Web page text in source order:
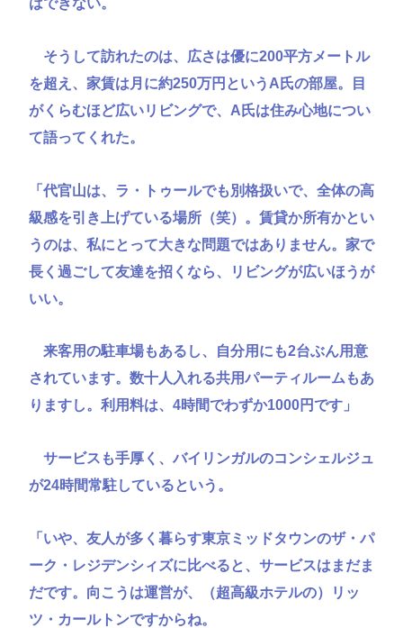
はできない。
そうして訪れたのは、広さは優に200平方メートル
を超え、家賃は月に約250万円というA氏の部屋。目
がくらむほど広いリビングで、A氏は住み心地につい
て語ってくれた。
「代官山は、ラ・トゥールでも別格扱いで、全体の高
級感を引き上げている場所（笑）。賃貸か所有かとい
うのは、私にとって大きな問題ではありません。家で
長く過ごして友達を招くなら、リビングが広いほうが
いい。
来客用の駐車場もあるし、自分用にも2台ぶん用意
されています。数十人入れる共用パーティルームもあ
りますし。利用料は、4時間でわずか1000円です」
サービスも手厚く、バイリンガルのコンシェルジュ
が24時間常駐しているという。
「いや、友人が多く暮らす東京ミッドタウンのザ・パ
ーク・レジデンシィズに比べると、サービスはまだま
だです。向こうは運営が、（超高級ホテルの）リッ
ツ・カールトンですからね。